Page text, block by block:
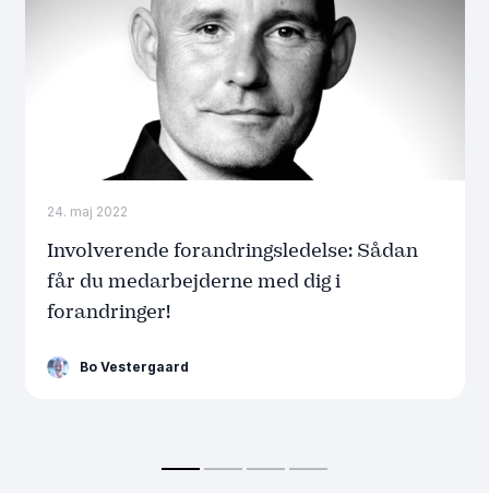
24. maj 2022
Involverende forandringsledelse: Sådan
får du medarbejderne med dig i
forandringer!
Bo Vestergaard